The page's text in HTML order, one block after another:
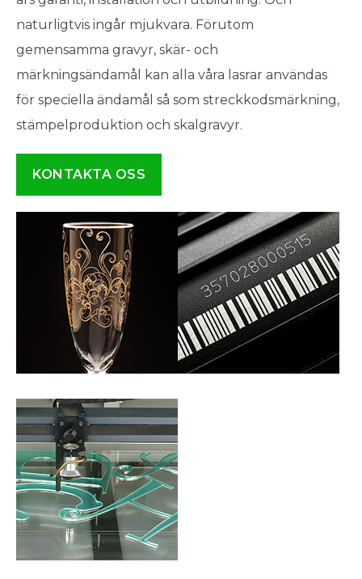
naturligtvis ingår mjukvara. Förutom
gemensamma gravyr, skär- och
märkningsändamål kan alla våra lasrar användas
för speciella ändamål så som streckkodsmärkning,
stämpelproduktion och skalgravyr.
KONTAKTA OSS